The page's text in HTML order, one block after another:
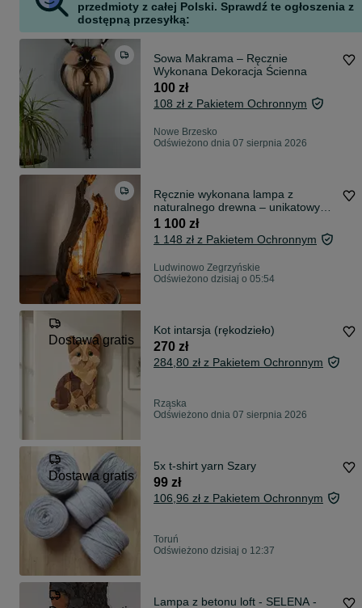
przedmioty z całej Polski. Sprawdź te ogłoszenia z
dostępną przesyłką:
Sowa Makrama – Ręcznie
Wykonana Dekoracja Ścienna
100 zł
108 zł z Pakietem Ochronnym
Nowe Brzesko
Odświeżono dnia 07 sierpnia 2026
Ręcznie wykonana lampa z
naturalnego drewna – unikatowy
egzemplarz
1 100 zł
1 148 zł z Pakietem Ochronnym
Ludwinowo Zegrzyńskie
Odświeżono dzisiaj o 05:54
Dostawa gratis
Kot intarsja (rękodzieło)
270 zł
284,80 zł z Pakietem Ochronnym
Rząska
Odświeżono dnia 07 sierpnia 2026
Dostawa gratis
5x t-shirt yarn Szary
99 zł
106,96 zł z Pakietem Ochronnym
Toruń
Odświeżono dzisiaj o 12:37
Lampa z betonu loft - SELENA -